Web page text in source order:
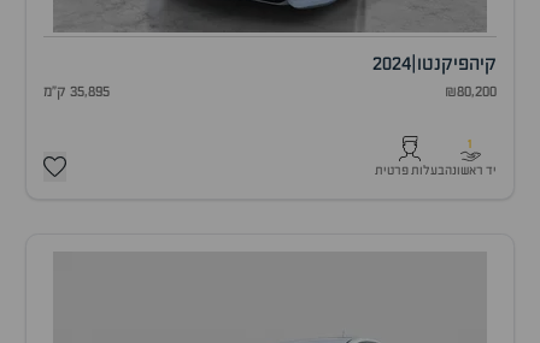
קיהפיקנטו 2024
₪80,200 35,895 ק"מ
1
יד ראשונהבעלות פרטית